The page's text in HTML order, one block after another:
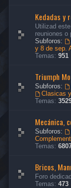
Kedadas y
Utilizad
reuniones o
Subforos:
y 8 de sep.
Temas: 951
Triumph
Subforos:
Clasicas
Temas:
Mecánica,
Subforos:
Temas:
Bricos,
Foro
Temas: 473